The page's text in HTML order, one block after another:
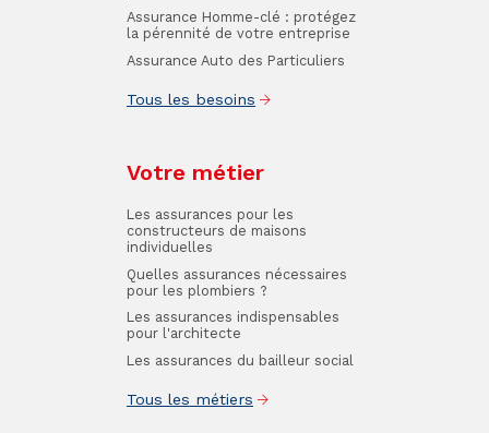
Assurance Homme-clé : protégez
la pérennité de votre entreprise
Assurance Auto des Particuliers
Tous les besoins
Votre métier
Les assurances pour les
constructeurs de maisons
individuelles
Quelles assurances nécessaires
pour les plombiers ?
Les assurances indispensables
pour l'architecte
Les assurances du bailleur social
Tous les métiers